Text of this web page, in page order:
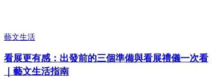
藝文生活
看展更有感：出發前的三個準備與看展禮儀一次看
｜藝文生活指南